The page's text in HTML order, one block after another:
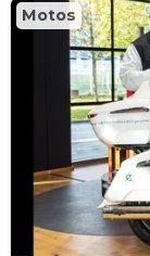
Motos